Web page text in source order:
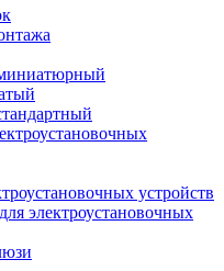
устройств
электроустановочных